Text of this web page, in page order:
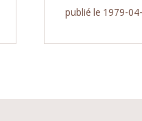
publié le 1979-